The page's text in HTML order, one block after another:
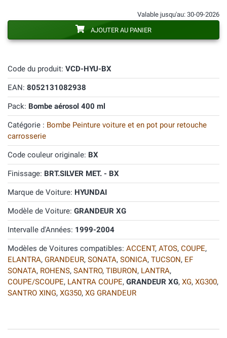
Code du produit: VCD-HYU-BX
EAN: 8052131082938
Pack: Bombe aérosol 400 ml
Catégorie : Bombe Peinture voiture et en pot pour retouche
carrosserie
Code couleur originale: BX
Finissage: BRT.SILVER MET. - BX
Marque de Voiture: HYUNDAI
Modèle de Voiture: GRANDEUR XG
Intervalle d'Années: 1999-2004
Modèles de Voitures compatibles: ACCENT, ATOS, COUPE,
ELANTRA, GRANDEUR, SONATA, SONICA, TUCSON, EF
SONATA, ROHENS, SANTRO, TIBURON, LANTRA,
COUPE/SCOUPE, LANTRA COUPE, GRANDEUR XG, XG, XG300,
SANTRO XING, XG350, XG GRANDEUR
Valable jusqu'au: 30-09-2026
AJOUTER AU PANIER